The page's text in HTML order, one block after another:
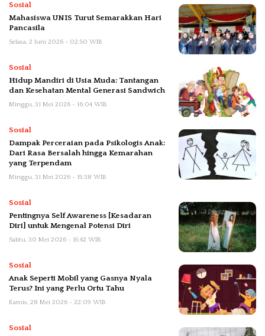
Sosial
Mahasiswa UNIS Turut Semarakkan Hari
Pancasila
Selasa, 2 Juni 2026 - 02:50 WIB
Sosial
Hidup Mandiri di Usia Muda: Tantangan
dan Kesehatan Mental Generasi Sandwich
Minggu, 31 Mei 2026 - 16:04 WIB
Sosial
Dampak Perceraian pada Psikologis Anak:
Dari Rasa Bersalah hingga Kemarahan
yang Terpendam
Minggu, 31 Mei 2026 - 15:38 WIB
Sosial
Pentingnya Self Awareness [Kesadaran
Diri] untuk Mengenal Potensi Diri
Sabtu, 30 Mei 2026 - 15:42 WIB
Sosial
Anak Seperti Mobil yang Gasnya Nyala
Terus? Ini yang Perlu Ortu Tahu
Kamis, 28 Mei 2026 - 22:09 WIB
Sosial